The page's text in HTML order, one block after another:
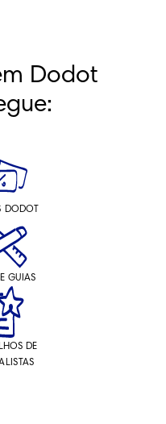
Dodot
DODOT
E GUIAS
DE